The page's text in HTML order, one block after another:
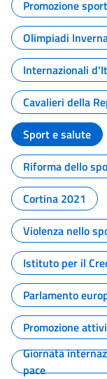
Promozione
Olimpiadi
Internazionali
Cavalieri della
Sport e salute
Riforma dello
Cortina 2021
Violenza nello
Istituto per il
Parlamento
Promozione
Giornata
pace